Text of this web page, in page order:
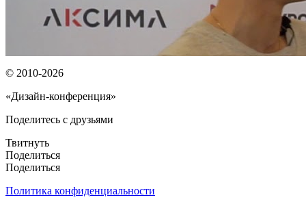
© 2010-2026
«Дизайн-конференция»
Поделитесь с друзьями
Твитнуть
Поделиться
Поделиться
Политика конфиденциальности